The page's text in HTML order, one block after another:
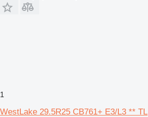
1
WestLake 29.5R25 CB761+ E3/L3 ** TL